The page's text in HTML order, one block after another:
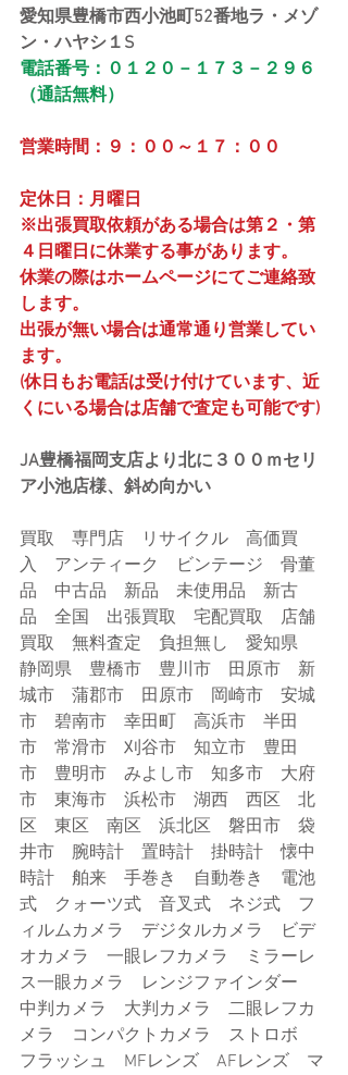
愛知県豊橋市西小池町52番地ラ・メゾ
ン・ハヤシ１S
電話番号：０１２０－１７３－２９６
（通話無料）
営業時間：９：００～１７：００
定休日：月曜日
※出張買取依頼がある場合は第２・第
４日曜日に休業する事があります。
休業の際はホームページにてご連絡致
します。
出張が無い場合は通常通り営業してい
ます。
(休日もお電話は受け付けています、近
くにいる場合は店舗で査定も可能です)
JA豊橋福岡支店より北に３００ｍセリ
ア小池店様、斜め向かい
買取　専門店　リサイクル　高価買
入　アンティーク　ビンテージ　骨董
品　中古品　新品　未使用品　新古
品　全国　出張買取　宅配買取　店舗
買取　無料査定　負担無し　愛知県
静岡県　豊橋市　豊川市　田原市　新
城市　蒲郡市　田原市　岡崎市　安城
市　碧南市　幸田町　高浜市　半田
市　常滑市　刈谷市　知立市　豊田
市　豊明市　みよし市　知多市　大府
市　東海市　浜松市　湖西　西区　北
区　東区　南区　浜北区　磐田市　袋
井市　腕時計　置時計　掛時計　懐中
時計　舶来　手巻き　自動巻き　電池
式　クォーツ式　音叉式　ネジ式　フ
ィルムカメラ　デジタルカメラ　ビデ
オカメラ　一眼レフカメラ　ミラーレ
ス一眼カメラ　レンジファインダー
中判カメラ　大判カメラ　二眼レフカ
メラ　コンパクトカメラ　ストロボ
フラッシュ　MFレンズ　AFレンズ　マ